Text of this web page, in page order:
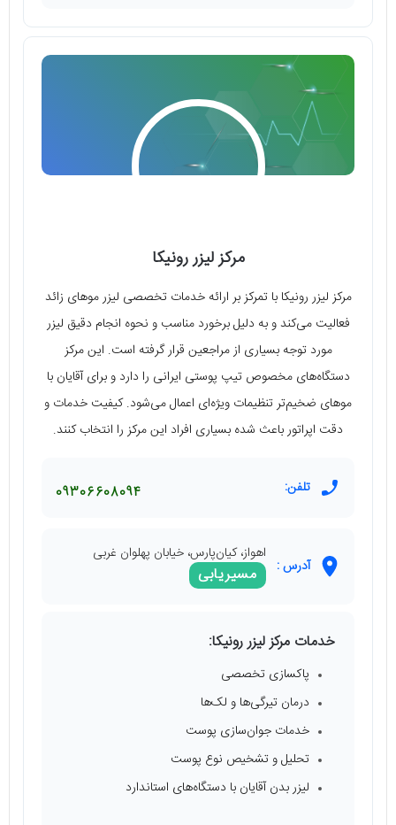
مرکز لیزر رونیکا
مرکز لیزر رونیکا با تمرکز بر ارائه خدمات تخصصی لیزر موهای زائد
فعالیت می‌کند و به دلیل برخورد مناسب و نحوه انجام دقیق لیزر
مورد توجه بسیاری از مراجعین قرار گرفته است. این مرکز
دستگاه‌های مخصوص تیپ پوستی ایرانی را دارد و برای آقایان با
موهای ضخیم‌تر تنظیمات ویژه‌ای اعمال می‌شود. کیفیت خدمات و
دقت اپراتور باعث شده بسیاری افراد این مرکز را انتخاب کنند.
تلفن: 09306608094
آدرس :
اهواز، کیان‌پارس، خیابان پهلوان غربی
مسیریابی
خدمات مرکز لیزر رونیکا:
پاکسازی تخصصی
درمان تیرگی‌ها و لک‌ها
خدمات جوان‌سازی پوست
تحلیل و تشخیص نوع پوست
لیزر بدن آقایان با دستگاه‌های استاندارد